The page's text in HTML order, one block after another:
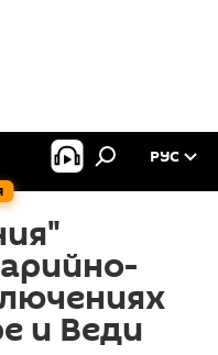
РУС
и Веди